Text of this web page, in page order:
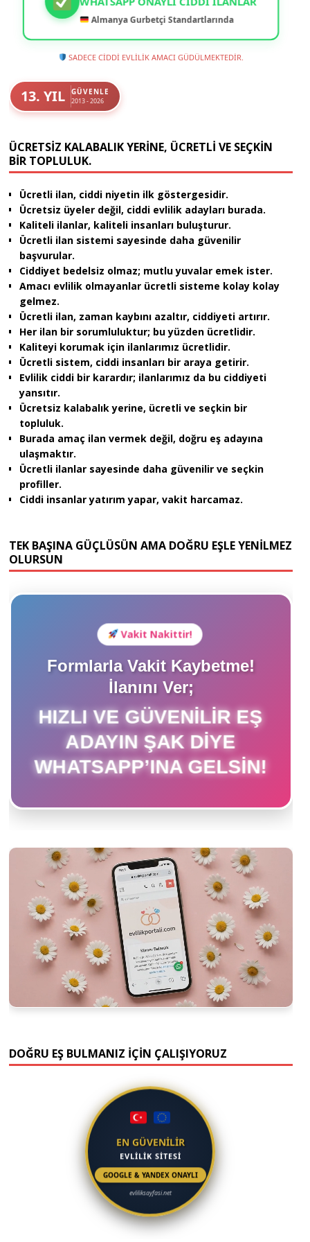
Almanya Gurbetçi Standartlarında
SADECE CİDDİ EVLİLİK AMACI GÜDÜLMEKTEDİR.
13. YIL GÜVENLE
2013 - 2026
ÜCRETSIZ KALABALIK YERINE, ÜCRETLI VE SEÇKIN
BIR TOPLULUK.
Ücretli ilan, ciddi niyetin ilk göstergesidir.
Ücretsiz üyeler değil, ciddi evlilik adayları burada.
Kaliteli ilanlar, kaliteli insanları buluşturur.
Ücretli ilan sistemi sayesinde daha güvenilir
başvurular.
Ciddiyet bedelsiz olmaz; mutlu yuvalar emek ister.
Amacı evlilik olmayanlar ücretli sisteme kolay kolay
gelmez.
Ücretli ilan, zaman kaybını azaltır, ciddiyeti artırır.
Her ilan bir sorumluluktur; bu yüzden ücretlidir.
Kaliteyi korumak için ilanlarımız ücretlidir.
Ücretli sistem, ciddi insanları bir araya getirir.
Evlilik ciddi bir karardır; ilanlarımız da bu ciddiyeti
yansıtır.
Ücretsiz kalabalık yerine, ücretli ve seçkin bir
topluluk.
Burada amaç ilan vermek değil, doğru eş adayına
ulaşmaktır.
Ücretli ilanlar sayesinde daha güvenilir ve seçkin
profiller.
Ciddi insanlar yatırım yapar, vakit harcamaz.
TEK BAŞINA GÜÇLÜSÜN AMA DOĞRU EŞLE YENİLMEZ
OLURSUN
Vakit Nakittir!
Formlarla Vakit Kaybetme!
İlanını Ver;
HIZLI VE GÜVENILIR EŞ
ADAYIN ŞAK DIYE
WHATSAPP’INA GELSIN!
DOĞRU EŞ BULMANIZ İÇİN ÇALIŞIYORUZ
EN GÜVENİLİR
EVLİLİK SİTESİ
GOOGLE & YANDEX ONAYLI
evliliksayfasi.net